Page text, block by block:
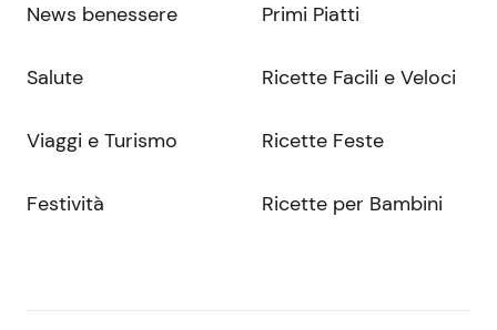
News benessere
Salute
Viaggi e Turismo
Festività
Primi Piatti
Ricette Facili e Veloci
Ricette Feste
Ricette per Bambini